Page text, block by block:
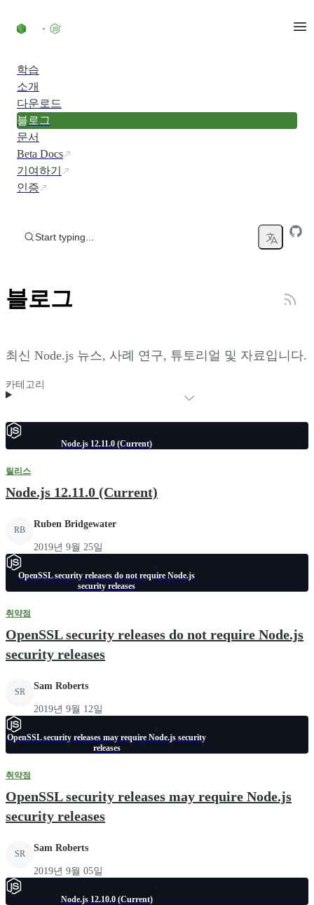
학습
소개
다운로드
블로그
문서
Beta Docs
기여하기
인증
Start typing...
블로그
최신 Node.js 뉴스, 사례 연구, 튜토리얼 및 자료입니다.
카테고리
Node.js 12.11.0 (Current)
릴리스
Node.js 12.11.0 (Current)
RB
Ruben Bridgewater
2019년 9월 25일
OpenSSL security releases do not require Node.js
security releases
취약점
OpenSSL security releases do not require Node.js
security releases
SR
Sam Roberts
2019년 9월 12일
OpenSSL security releases may require Node.js security
releases
취약점
OpenSSL security releases may require Node.js
security releases
SR
Sam Roberts
2019년 9월 05일
Node.js 12.10.0 (Current)